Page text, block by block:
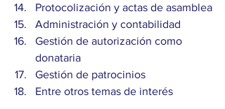
Protocolización y actas de asamblea
Administración y contabilidad
Gestión de autorización como
donataria
Gestión de patrocinios
Entre otros temas de interés